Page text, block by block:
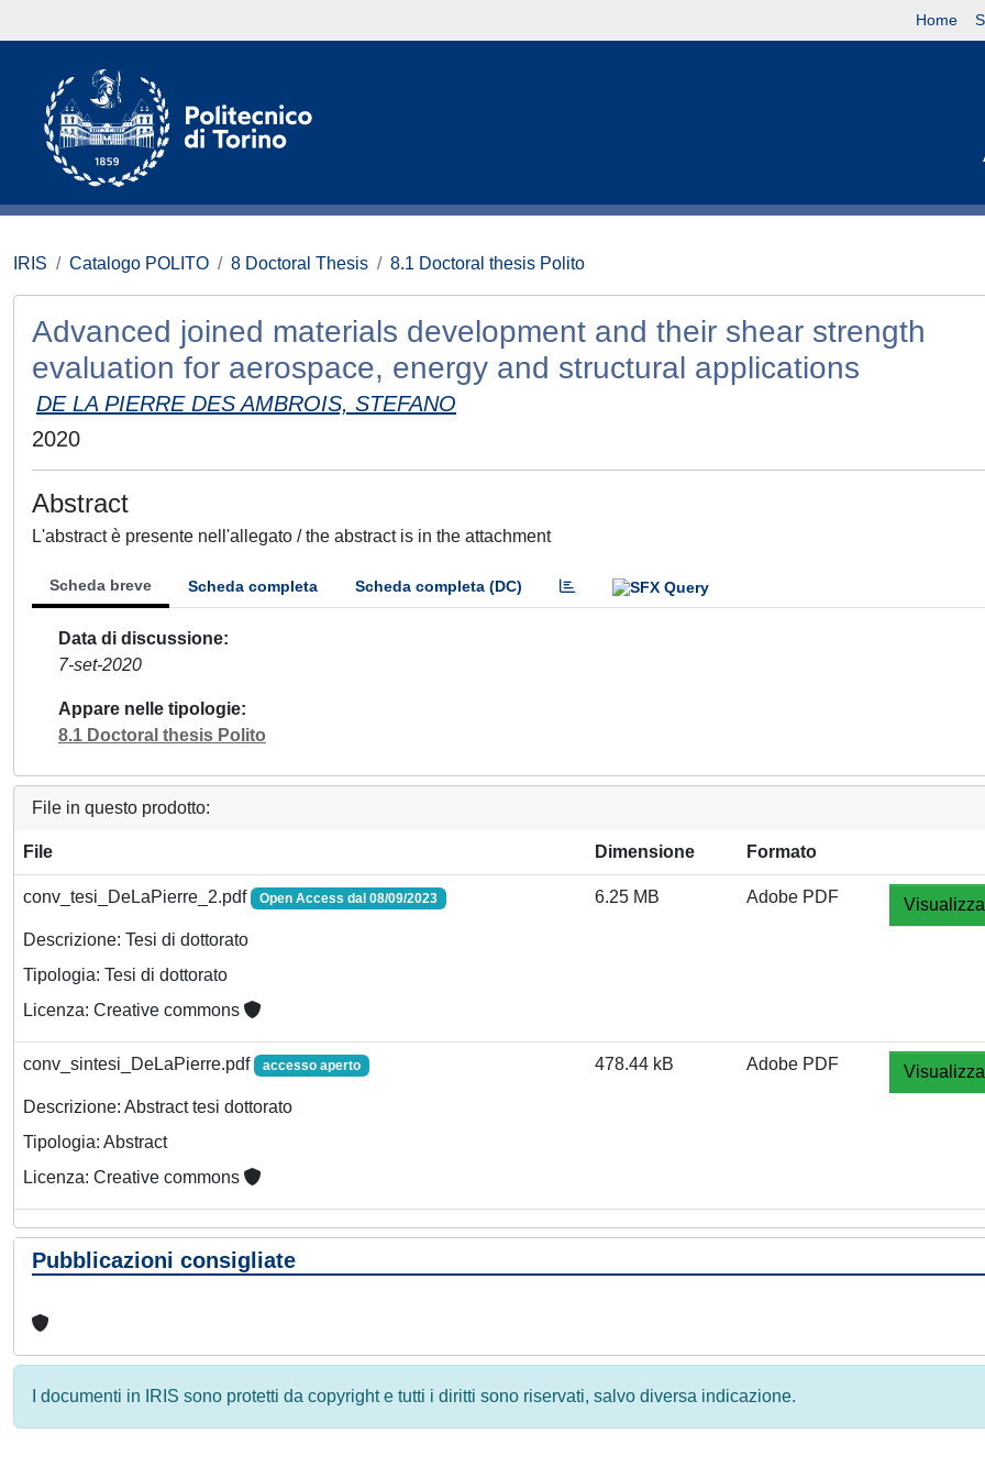
Home
IRIS Catalogo POLITO 8 Doctoral Thesis 8.1 Doctoral thesis Polito
Advanced joined materials development and their shear strength
evaluation for aerospace, energy and structural applications
DE LA PIERRE DES AMBROIS, STEFANO
2020
Abstract
L'abstract è presente nell'allegato / the abstract is in the attachment
Scheda breve Scheda completa Scheda completa (DC)
Data di discussione
7-set-2020
Appare nelle tipologie
8.1 Doctoral thesis Polito
File in questo prodotto:
File Dimensione Formato
conv_tesi_DeLaPierre_2.pdf Open Access dal 08/09/2023
Descrizione: Tesi di dottorato
Tipologia: Tesi di dottorato
Licenza: Creative commons
6.25 MB Adobe PDF
conv_sintesi_DeLaPierre.pdf accesso aperto
Descrizione: Abstract tesi dottorato
Tipologia: Abstract
Licenza: Creative commons
478.44 kB Adobe PDF
Pubblicazioni consigliate
I documenti in IRIS sono protetti da copyright e tutti i diritti sono riservati, salvo diversa indicazione.